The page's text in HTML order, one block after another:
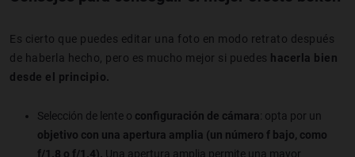
Es cierto que puedes editar una foto en modo retrato después
de haberla hecho, pero es mucho mejor si puedes hacerla bien
desde el principio.
Selección de lente o configuración de cámara: opta por un
objetivo con una apertura amplia (un número f bajo, como
f/1.8 o f/1.4). Una apertura amplia permite una mayor